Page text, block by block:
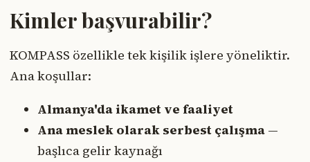
Kimler başvurabilir?
KOMPASS özellikle tek kişilik işlere yöneliktir.
Ana koşullar:
Almanya'da ikamet ve faaliyet
Ana meslek olarak serbest çalışma —
başlıca gelir kaynağı